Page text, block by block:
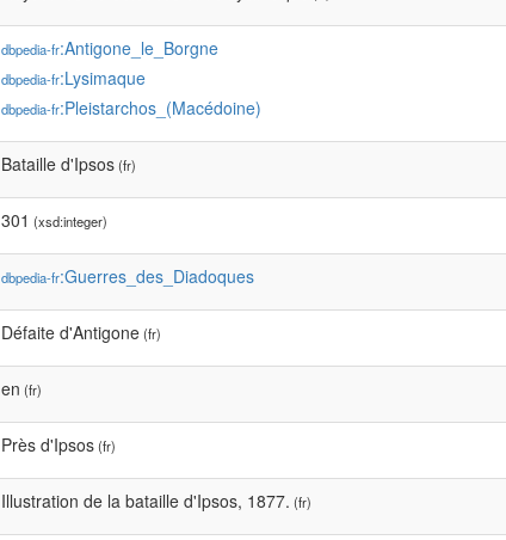
dbpedia-fr:Antigone_le_Borgne
dbpedia-fr:Lysimaque
dbpedia-fr:Pleistarchos_(Macédoine)
Bataille d'Ipsos(fr)
301 (xsd:integer)
dbpedia-fr:Guerres_des_Diadoques
Défaite d'Antigone(fr)
en (fr)
Près d'Ipsos(fr)
Illustration de la bataille d'Ipsos, 1877. (fr)